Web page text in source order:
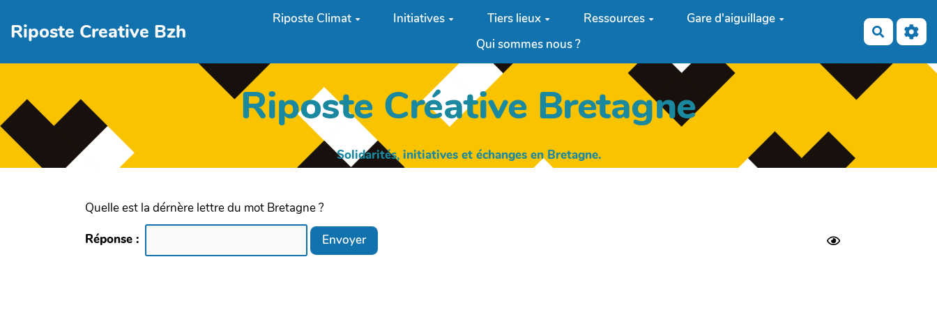
Riposte Creative Bzh
Riposte Climat Initiatives Tiers lieux Ressources
Gare d'aiguillage
Qui sommes nous ?
Riposte Créative Bretagne
Solidarités, initiatives et échanges en Bretagne.
Quelle est la dérnère lettre du mot Bretagne ?
Réponse :
Envoyer